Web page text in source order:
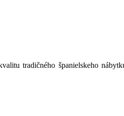
tradičného španielskeho